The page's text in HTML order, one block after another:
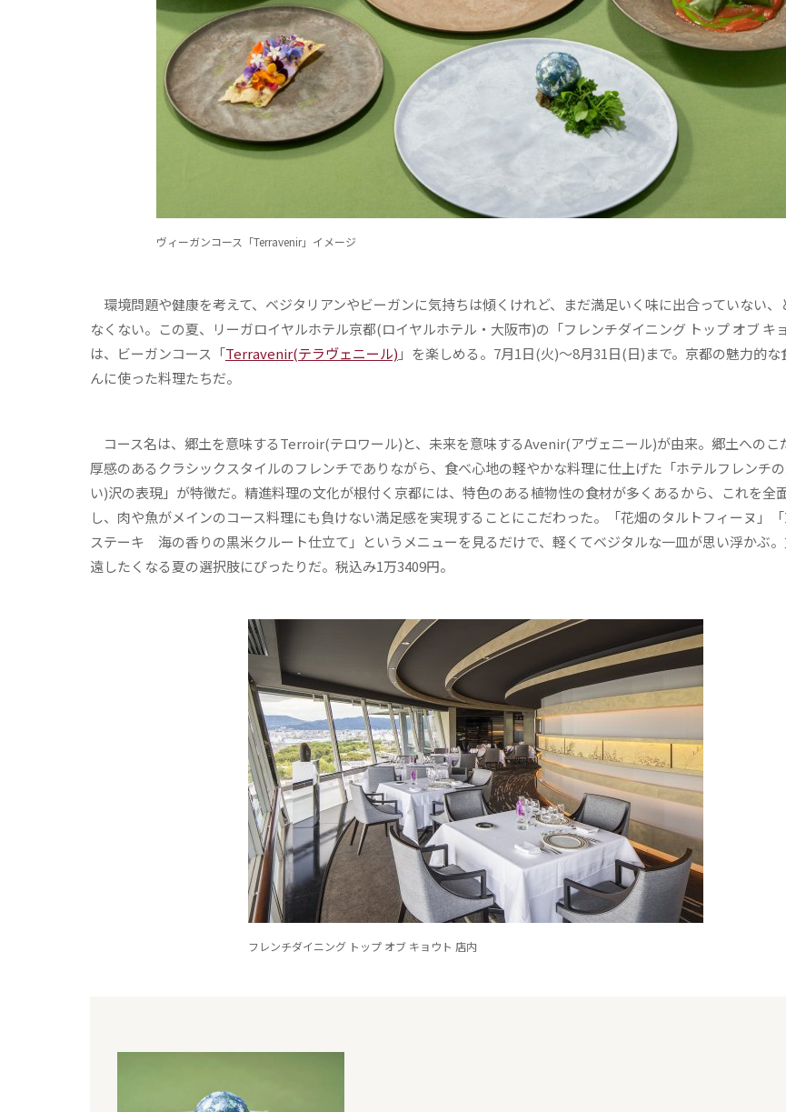
ヴィーガンコース「Terravenir」イメージ
環境問題や健康を考えて、ベジタリアンやビーガンに気持ちは傾くけれど、まだ満足いく味に出合っていない、
なくない。この夏、リーガロイヤルホテル京都(ロイヤルホテル・大阪市)の「フレンチダイニング トップ オブ キ
は、ビーガンコース「Terravenir(テラヴェニール) 」を楽しめる。7月1日(火)～8月31日(日)まで。京都の魅力的な
んに使った料理たちだ。
コース名は、郷土を意味するTerroir(テロワール)と、未来を意味するAvenir(アヴェニール)が由来。郷土へのこ
厚感のあるクラシックスタイルのフレンチでありながら、食べ心地の軽やかな料理に仕上げた「ホテルフレンチ
い)沢の表現」が特徴だ。精進料理の文化が根付く京都には、特色のある植物性の食材が多くあるから、これを全
し、肉や魚がメインのコース料理にも負けない満足感を実現することにこだわった。「花畑のタルトフィーヌ」
ステーキ 海の香りの黒米クルート仕立て」というメニューを見るだけで、軽くてベジタルな一皿が思い浮かぶ
遠したくなる夏の選択肢にぴったりだ。税込み1万3409円。
フレンチダイニング トップ オブ キョウト 店内